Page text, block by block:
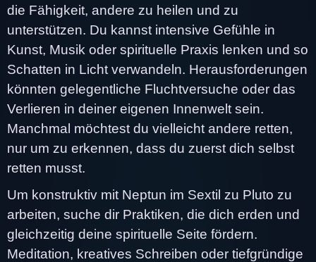
die Fähigkeit, andere zu heilen und zu
unterstützen. Du kannst intensive Gefühle in
Kunst, Musik oder spirituelle Praxis lenken und so
Schatten in Licht verwandeln. Herausforderungen
könnten gelegentliche Fluchtversuche oder das
Verlieren in deiner eigenen Innenwelt sein.
Manchmal möchtest du vielleicht andere retten,
nur um zu erkennen, dass du zuerst dich selbst
retten musst.
Um konstruktiv mit Neptun im Sextil zu Pluto zu
arbeiten, suche dir Praktiken, die dich erden und
gleichzeitig deine spirituelle Seite fördern.
Meditation, kreatives Schreiben oder tiefgründige